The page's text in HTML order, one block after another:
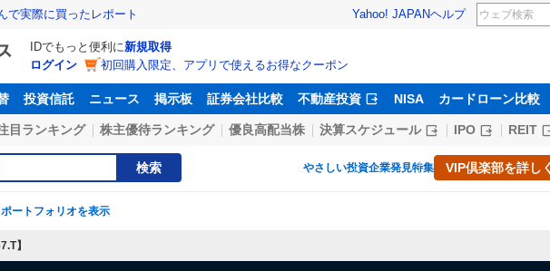
で実際に買ったレポート Yahoo! JAPANヘルプ
IDでもっと便利に新規取得
ログイン
初回購入限定、アプリで使えるお得なクーポン
投資信託 ニュース 掲示板 証券会社比較 不動産投資 NISA カードローン比較
目ランキング 株主優待ランキング 優良高配当株 決算スケジュール IPO REIT
検索 やさしい投資企業発見特集 VIP倶楽部を詳し
ートフォリオを表示
】